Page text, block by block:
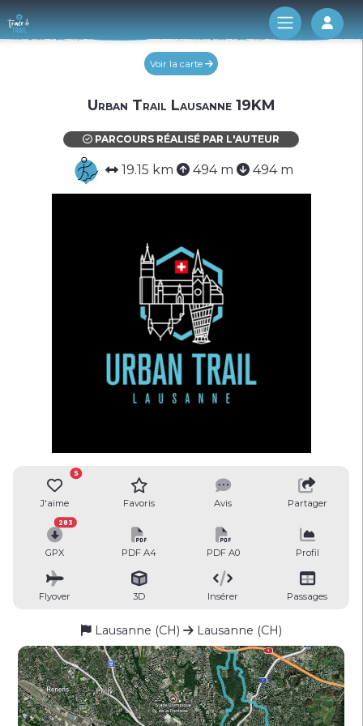
Log
Voir la carte
Urban Trail Lausanne 19KM
PARCOURS RÉALISÉ PAR L'AUTEUR
19.15 km 494 m 494 m
J'aime
5
Favoris Avis Partager
GPX
283
PDF A4 PDF A0 Profil
Flyover 3D Insérer Passages
Lausanne (CH) Lausanne (CH)